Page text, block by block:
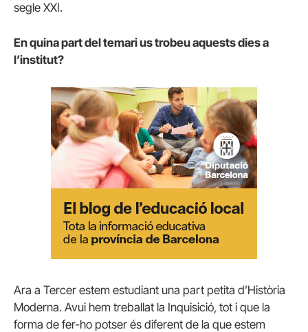
segle XXI.
En quina part del temari us trobeu aquests dies a
l’institut?
Ara a Tercer estem estudiant una part petita d’Història
Moderna. Avui hem treballat la Inquisició, tot i que la
forma de fer-ho potser és diferent de la que estem